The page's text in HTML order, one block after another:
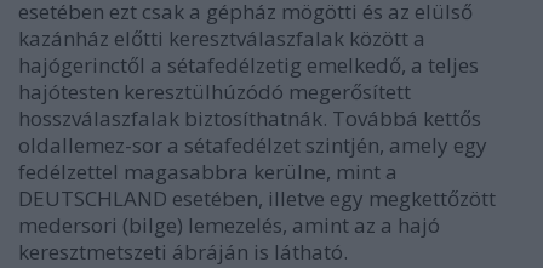
esetében ezt csak a gépház mögötti és az elülső
kazánház előtti keresztválaszfalak között a
hajógerinctől a sétafedélzetig emelkedő, a teljes
hajótesten keresztülhúzódó megerősített
hosszválaszfalak biztosíthatnák. Továbbá kettős
oldallemez-sor a sétafedélzet szintjén, amely egy
fedélzettel magasabbra kerülne, mint a
DEUTSCHLAND esetében, illetve egy megkettőzött
medersori (bilge) lemezelés, amint az a hajó
keresztmetszeti ábráján is látható.